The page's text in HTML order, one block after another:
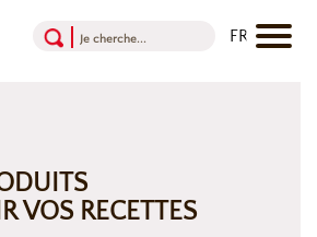
VOS RECETTES